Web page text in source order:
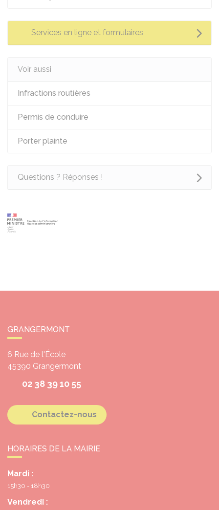
Services en ligne et formulaires
Voir aussi
Infractions routières
Permis de conduire
Porter plainte
Questions ? Réponses !
GRANGERMONT
6 Rue de l'École
45390 Grangermont
02 38 39 10 55
Contactez-nous
HORAIRES DE LA MAIRIE
Mardi :
15h30 - 18h30
Vendredi :